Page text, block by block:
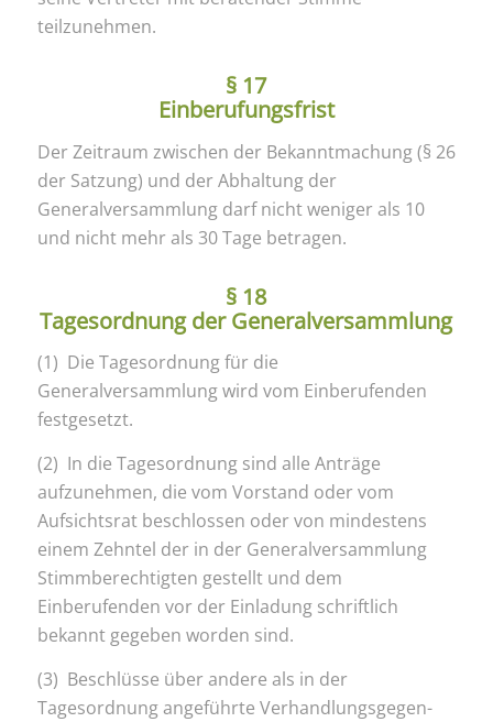
teilzunehmen.
§ 17
Einberufungsfrist
Der Zeitraum zwischen der Bekanntmachung (§ 26
der Satzung) und der Abhaltung der
Generalversammlung darf nicht weniger als 10
und nicht mehr als 30 Tage betragen.
§ 18
Tagesordnung der Generalversammlung
(1) Die Tagesordnung für die
Generalversammlung wird vom Einberufenden
festgesetzt.
(2) In die Tagesordnung sind alle Anträge
aufzunehmen, die vom Vorstand oder vom
Aufsichtsrat beschlossen oder von mindestens
einem Zehntel der in der Generalversammlung
Stimmberechtigten gestellt und dem
Einberufenden vor der Einladung schriftlich
bekannt gegeben worden sind.
(3) Beschlüsse über andere als in der
Tagesordnung angeführte Verhandlungsgegen-